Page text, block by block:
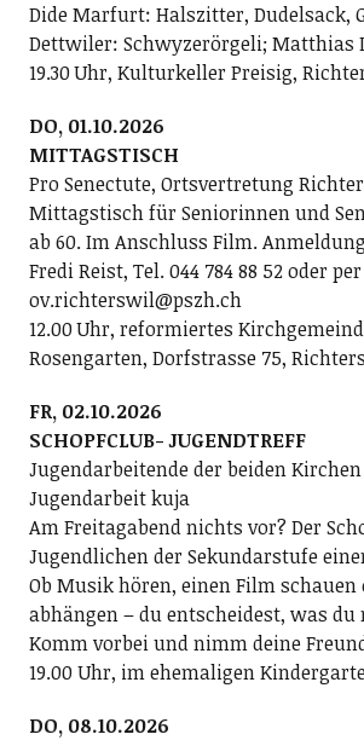
Dide Marfurt: Halszitter, Dudelsack,
Dettwiler: Schwyzerörgeli; Matthias
19.30 Uhr, Kulturkeller Preisig,
DO, 01.10.2026
MITTAGSTISCH
Pro Senectute, Ortsvertretung
Mittagstisch für Seniorinnen und
ab 60. Im Anschluss Film.
Fredi Reist, Tel. 044 784 88 52 oder
ov.richterswil@pszh.ch
12.00 Uhr, reformiertes
Rosengarten, Dorfstrasse 75,
FR, 02.10.2026
SCHOPFCLUB- JUGENDTREFF
Jugendarbeitende der beiden
Jugendarbeit kuja
Am Freitagabend nichts vor? Der
Jugendlichen der Sekundarstufe
Ob Musik hören, einen Film
abhängen – du entscheidest, was
Komm vorbei und nimm deine
19.00 Uhr, im ehemaligen
DO, 08.10.2026